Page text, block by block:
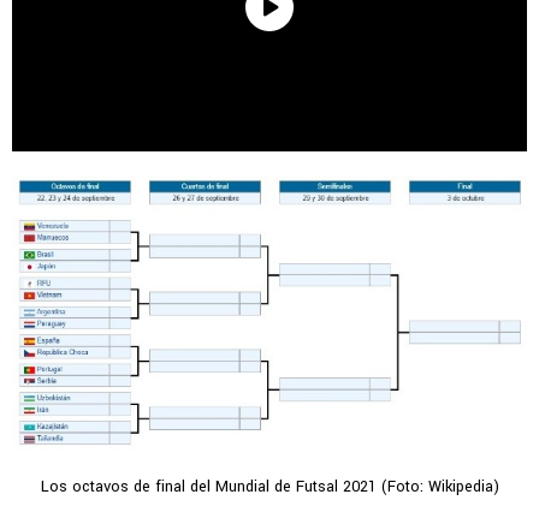
Los octavos de final del Mundial de Futsal 2021 (Foto: Wikipedia)